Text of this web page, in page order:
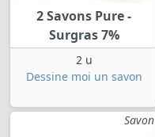
2 Savons Pure -
Surgras 7%
2 u
Dessine moi un savon
Savon